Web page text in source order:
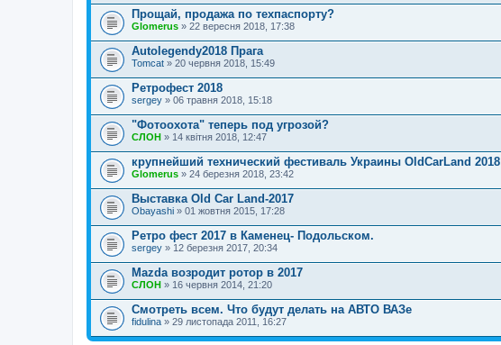
Прощай, продажа по техпаспорту?
Glomerus » 22 вересня 2018, 17:38
Autolegendy2018 Прага
Tomcat » 20 червня 2018, 15:49
Ретрофест 2018
sergey » 06 травня 2018, 15:18
"Фотоохота" теперь под угрозой?
СЛОН » 14 квітня 2018, 12:47
крупнейший технический фестиваль Украины OldCarLand 2018
Glomerus » 24 березня 2018, 23:42
Выставка Old Car Land-2017
Obayashi » 01 жовтня 2015, 17:28
Ретро фест 2017 в Каменец- Подольском.
sergey » 12 березня 2017, 20:34
Mazda возродит ротор в 2017
СЛОН » 16 червня 2014, 21:20
Смотреть всем. Что будут делать на АВТО ВАЗе
fidulina » 29 листопада 2011, 16:27